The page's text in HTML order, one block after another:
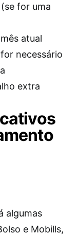
for uma
atual
necessário
extra
algumas
e Mobills,